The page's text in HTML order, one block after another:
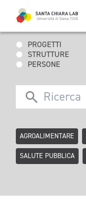
PROGETTI
STRUTTURE
PERSONE
AGROALIMENTARE
SALUTE PUBBLICA